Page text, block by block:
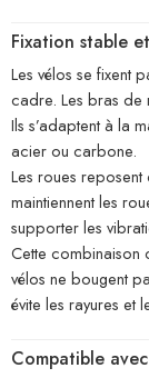
Fixation stable
Les vélos se fixent
cadre. Les bras de
Ils s’adaptent à la
acier ou carbone.
Les roues reposent
maintiennent les
supporter les
Cette combinaison
vélos ne bougent
évite les rayures et
Compatible